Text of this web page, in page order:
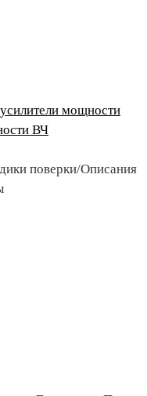
мощности
ВЧ
поверки/Описания